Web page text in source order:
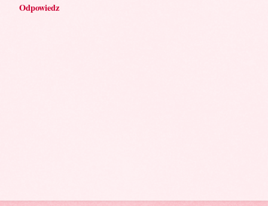
Odpowiedz